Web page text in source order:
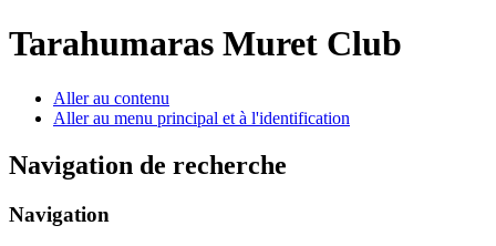
Tarahumaras Muret Club
Aller au contenu
Aller au menu principal et à l'identification
Navigation de recherche
Navigation